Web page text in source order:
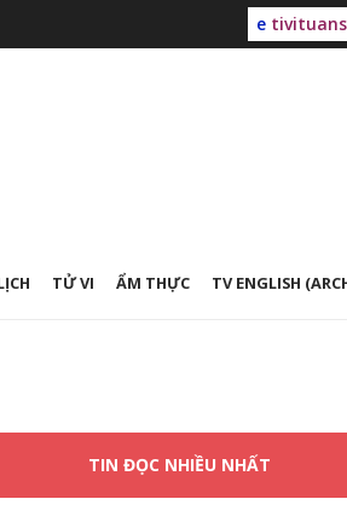
e
TỬ VI ẨM THỰC TV ENGLISH
TIN ĐỌC NHIỀU NHẤT